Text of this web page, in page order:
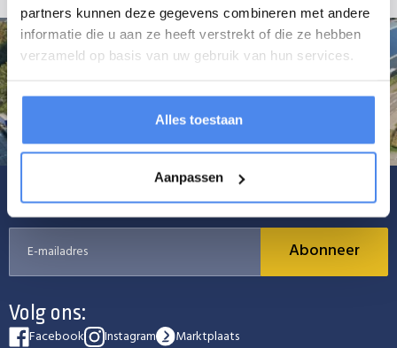
partners kunnen deze gegevens combineren met andere
informatie die u aan ze heeft verstrekt of die ze hebben
verzameld op basis van uw gebruik van hun services.
Alles toestaan
Aanpassen
Schrijf je in voor onze nieuwsbrief
Abonneer
Volg ons:
Facebook Instagram Marktplaats